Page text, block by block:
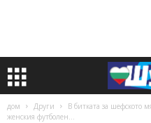
дом Други
В битката за шефското
женския футболен...